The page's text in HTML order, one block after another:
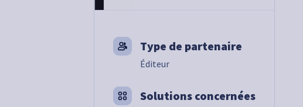
Type de partenaire
Éditeur
Solutions concernées